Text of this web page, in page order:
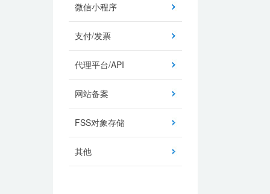
微信小程序
支付/发票
代理平台/API
网站备案
FSS对象存储
其他